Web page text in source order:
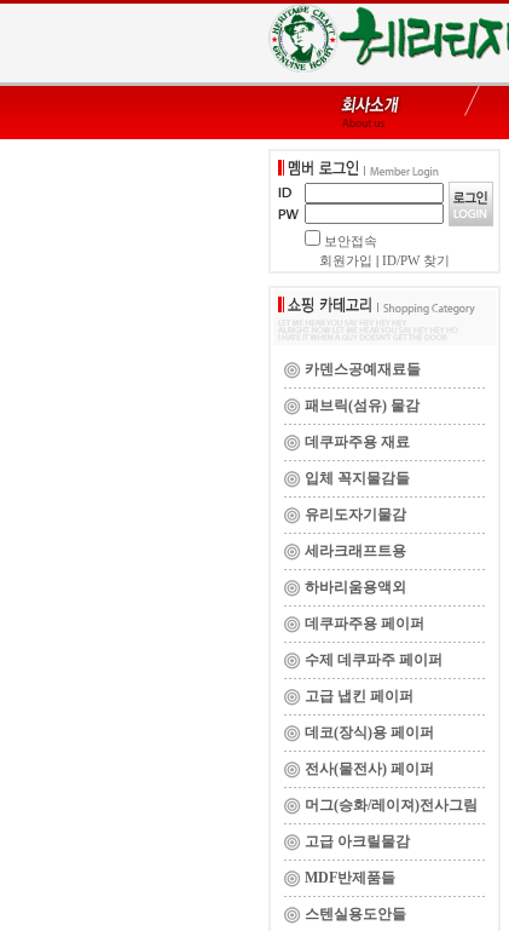
보안접속
회원가입
ID/PW 찾기
카덴스공예재료들
패브릭(섬유) 물감
데쿠파주용 재료
입체 꼭지물감들
유리도자기물감
세라크래프트용
하바리움용액외
데쿠파주용 페이퍼
수제 데쿠파주 페이퍼
고급 냅킨 페이퍼
데코(장식)용 페이퍼
전사(물전사) 페이퍼
머그(승화/레이져)전사그림
고급 아크릴물감
MDF반제품들
스텐실용도안들